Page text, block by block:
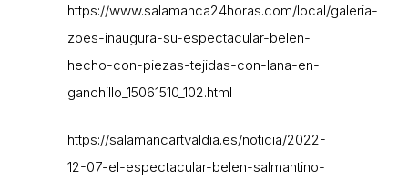
https://www.salamanca24horas.com/local/galeria-
zoes-inaugura-su-espectacular-belen-
hecho-con-piezas-tejidas-con-lana-en-
ganchillo_15061510_102.html
https://salamancartvaldia.es/noticia/2022-
12-07-el-espectacular-belen-salmantino-